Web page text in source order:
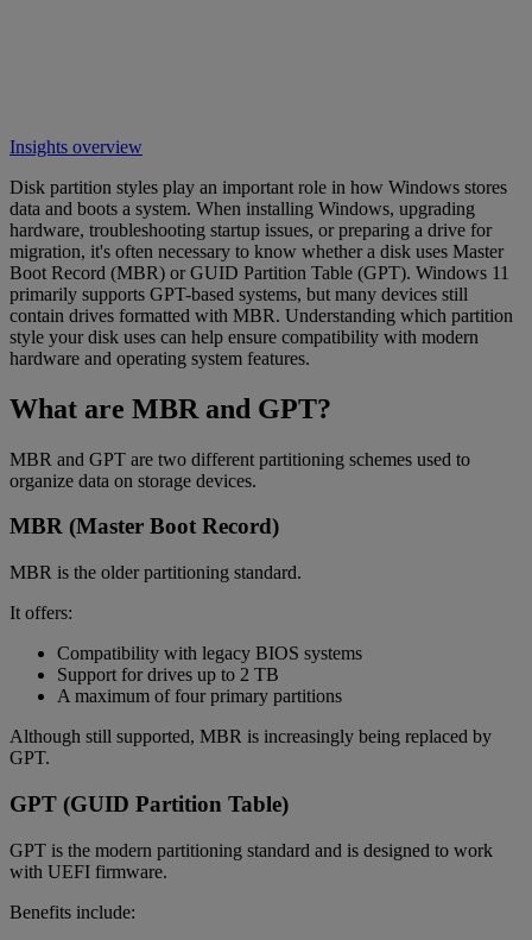
Insights overview
Disk partition styles play an important role in how Windows stores
data and boots a system. When installing Windows, upgrading
hardware, troubleshooting startup issues, or preparing a drive for
migration, it's often necessary to know whether a disk uses Master
Boot Record (MBR) or GUID Partition Table (GPT). Windows 11
primarily supports GPT-based systems, but many devices still
contain drives formatted with MBR. Understanding which partition
style your disk uses can help ensure compatibility with modern
hardware and operating system features.
What are MBR and GPT?
MBR and GPT are two different partitioning schemes used to
organize data on storage devices.
MBR (Master Boot Record)
MBR is the older partitioning standard.
It offers:
Compatibility with legacy BIOS systems
Support for drives up to 2 TB
A maximum of four primary partitions
Although still supported, MBR is increasingly being replaced by
GPT.
GPT (GUID Partition Table)
GPT is the modern partitioning standard and is designed to work
with UEFI firmware.
Benefits include: